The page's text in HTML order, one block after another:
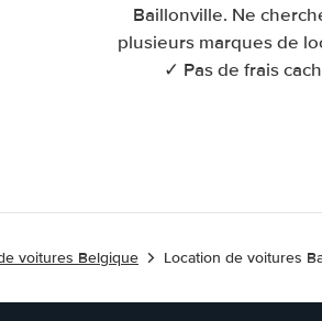
Baillonville. Ne
plusieurs marques de
✓ Pas de frais
voitures Belgique Location de voitures